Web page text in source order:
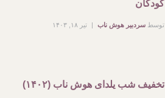
کودکان
توسط سردبیر هوش ناب تیر ۱۸, ۱۴۰۳
تخفیف شب یلدای هوش ناب (۱۴۰۲)